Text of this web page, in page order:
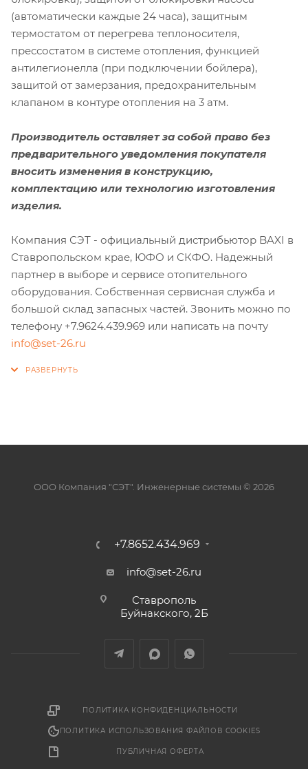
(автоматически каждые 24 часа), защитным
термостатом от перегрева теплоносителя,
прессостатом в системе отопления, функцией
антилегионелла (при подключении бойлера),
защитой от замерзания, предохранительным
клапаном в контуре отопления на 3 атм.
Производитель оставляет за собой право без
предварительного уведомления покупателя
вносить изменения в конструкцию,
комплектацию или технологию изготовления
изделия.
Компания СЭТ - официальный дистрибьютор BAXI в
Ставропольском крае, ЮФО и СКФО. Надежный
партнер в выборе и сервисе отопительного
оборудования. Собственная сервисная служба и
большой склад запасных частей. Звонить можно по
телефону +7.9624.439.969 или написать на почту
info@set-26.ru
ООО Компания "СЭТ". Инженерные системы © 2026
+7.8652.434.969
info@set-26.ru
Ставрополь
Буйнакского, 2Б
ПОЛИТИКА КОНФИДЕНЦИАЛЬНОСТИ
ПОЛИТИКА ИСПОЛЬЗОВАНИЯ ФАЙЛОВ COOKIES
ПУБЛИЧНАЯ ОФЕРТА